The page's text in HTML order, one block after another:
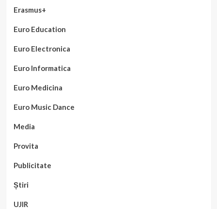
Erasmus+
Euro Education
Euro Electronica
Euro Informatica
Euro Medicina
Euro Music Dance
Media
Provita
Publicitate
Știri
UJIR